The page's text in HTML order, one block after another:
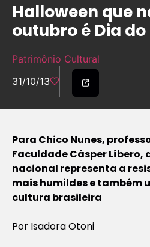
Halloween que
outubro é Dia do
Patrimônio Cultural
31/10/13
Para Chico Nunes,
Faculdade Cásper
nacional representa a
mais humildes e também
cultura brasileira
Por Isadora Otoni